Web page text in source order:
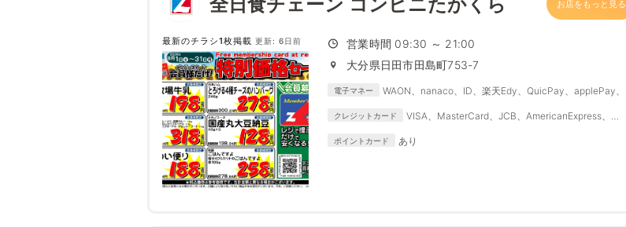
お店をもっと見る
最新のチラシ1枚掲載 更新: 6日前
営業時間 09:30 ～ 21:00
大分県日田市田島町753-7
電子マネー
WAON、nanaco、ID、楽天Edy、QuicPay、applePay、
クレジットカード
VISA、MasterCard、JCB、AmericanExpress、
ポイントカード あり